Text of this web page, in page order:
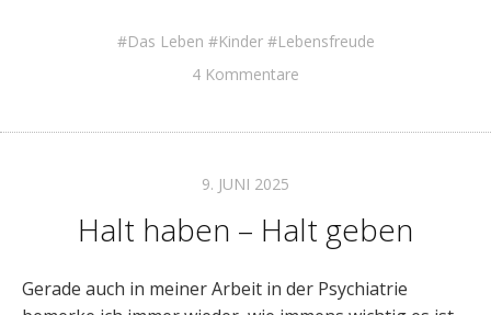
Das Leben Kinder
Lebensfreude
4 Kommentare
9. JUNI 2025
Halt haben – Halt geben
Gerade auch in meiner Arbeit in der Psychiatrie